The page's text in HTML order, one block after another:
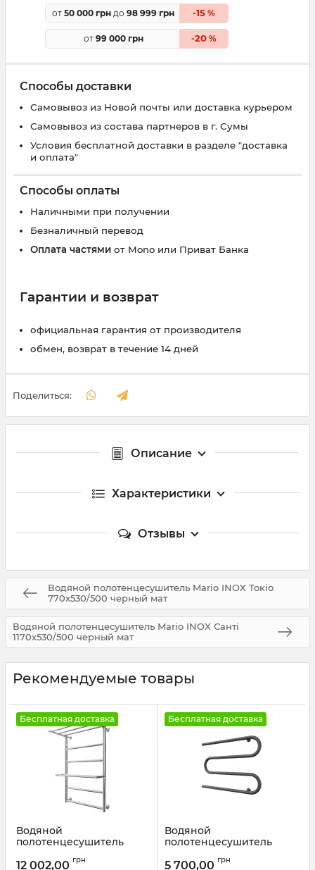
от 50 000 грн до 98 999 грн -15%
от 99 000 грн -20%
Способы доставки
Самовывоз из Новой почты или доставка курьером
Самовывоз из состава партнеров в г. Сумы
Условия бесплатной доставки в разделе "доставка
и оплата"
Способы оплаты
Наличными при получении
Безналичный перевод
Оплата частями от Mono или Приват Банка
Гарантии и возврат
официальная гарантия от производителя
обмен, возврат в течение 14 дней
Поделиться:
Описание
Характеристики
Отзывы
Водяной полотенцесушитель Mario INOX Токіо
770х530/500 черный мат
Водяной полотенцесушитель Mario INOX Санті
1170х530/500 черный мат
Рекомендуемые товары
Бесплатная доставка
Водяной
полотенцесушитель
770х530/500 золото лайт
12 002,00 грн
Бесплатная доставка
Водяной
полотенцесушитель
Полотенцесушитель
5 700,00 грн